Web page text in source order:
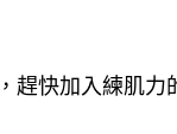
趕快加入練肌力